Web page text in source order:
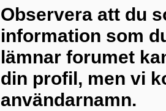
Observera att du
information som
lämnar forumet
din profil, men vi
användarnamn.